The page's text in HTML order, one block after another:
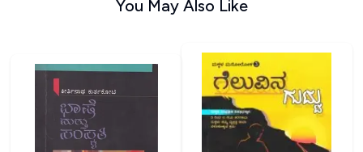
You May Also Like